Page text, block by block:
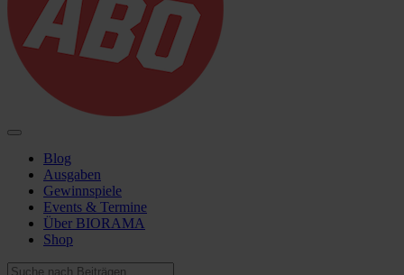
Blog
Ausgaben
Gewinnspiele
Events & Termine
Über BIORAMA
Shop